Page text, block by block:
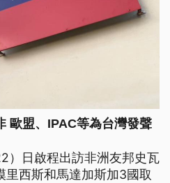
歐盟、IPAC等為台灣發聲
）日啟程出訪非洲友邦史瓦
里西斯和馬達加斯加3國取